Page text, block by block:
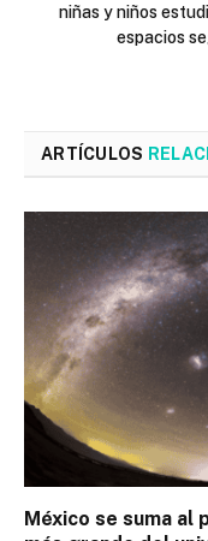
niñas y niños
espacios
ARTÍCULOS
México se suma al